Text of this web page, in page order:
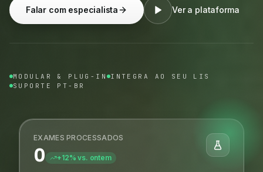
Falar com especialista Ver a plataforma
MODULAR & PLUG-IN INTEGRA AO SEU LIS
SUPORTE PT-BR
EXAMES PROCESSADOS
0 +12% vs. ontem